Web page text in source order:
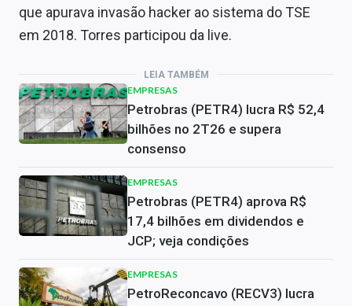
que apurava invasão hacker ao sistema do TSE
em 2018. Torres participou da live.
LEIA TAMBÉM
EMPRESAS
Petrobras (PETR4) lucra R$ 52,4
bilhões no 2T26 e supera
consenso
EMPRESAS
Petrobras (PETR4) aprova R$
17,4 bilhões em dividendos e
JCP; veja condições
EMPRESAS
PetroReconcavo (RECV3) lucra